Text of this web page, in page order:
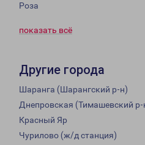
Роза
показать всё
Другие города
Шаранга (Шарангский р-н)
Днепровская (Тимашевский р-
Красный Яр
Чурилово (ж/д станция)